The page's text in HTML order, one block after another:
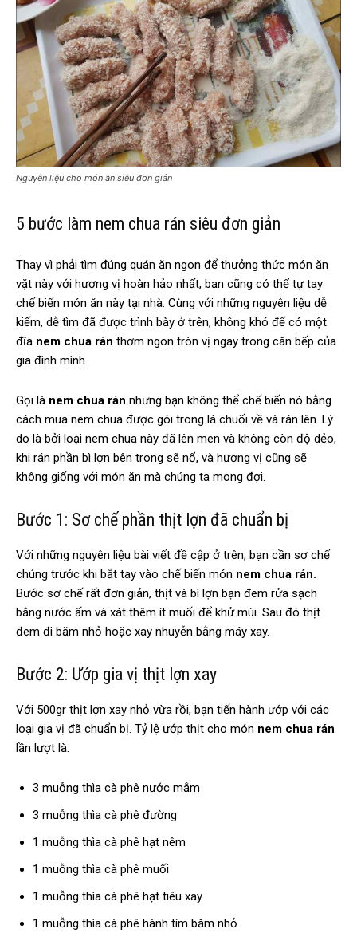
Nguyên liệu cho món ăn siêu đơn giản
5 bước làm nem chua rán siêu đơn giản
Thay vì phải tìm đúng quán ăn ngon để thưởng thức món ăn
vặt này với hương vị hoàn hảo nhất, bạn cũng có thể tự tay
chế biến món ăn này tại nhà. Cùng với những nguyên liệu dễ
kiếm, dễ tìm đã được trình bày ở trên, không khó để có một
đĩa nem chua rán thơm ngon tròn vị ngay trong căn bếp của
gia đình mình.
Gọi là nem chua rán nhưng bạn không thể chế biến nó bằng
cách mua nem chua được gói trong lá chuối về và rán lên. Lý
do là bởi loại nem chua này đã lên men và không còn độ dẻo,
khi rán phần bì lợn bên trong sẽ nổ, và hương vị cũng sẽ
không giống với món ăn mà chúng ta mong đợi.
Bước 1: Sơ chế phần thịt lợn đã chuẩn bị
Với những nguyên liệu bài viết đề cập ở trên, bạn cần sơ chế
chúng trước khi bắt tay vào chế biến món nem chua rán.
Bước sơ chế rất đơn giản, thịt và bì lợn bạn đem rửa sạch
bằng nước ấm và xát thêm ít muối để khử mùi. Sau đó thịt
đem đi băm nhỏ hoặc xay nhuyễn bằng máy xay.
Bước 2: Ướp gia vị thịt lợn xay
Với 500gr thịt lợn xay nhỏ vừa rồi, bạn tiến hành ướp với các
loại gia vị đã chuẩn bị. Tỷ lệ ướp thịt cho món nem chua rán
lần lượt là:
3 muỗng thìa cà phê nước mắm
3 muỗng thìa cà phê đường
1 muỗng thìa cà phê hạt nêm
1 muỗng thìa cà phê muối
1 muỗng thìa cà phê hạt tiêu xay
1 muỗng thìa cà phê hành tím băm nhỏ